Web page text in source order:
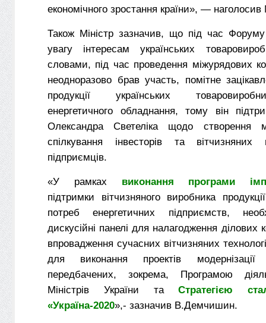
економічного зростання країни», — наголосив
Також Міністр зазначив, що під час
увагу інтересам українських
словами, під час проведення міжурядових
неодноразово брав участь, помітне
продукції українських
енергетичного обладнання, тому він
Олександра Светеліка щодо створення
спілкування інвесторів та вітчизняних
підприємців.
«У рамках виконання програми
підтримки вітчизняного виробника
потреб енергетичних підприємств,
дискусійні панелі для налагодження ділових
впровадження сучасних вітчизняних
для виконання проектів
передбачених, зокрема, Програмою
Міністрів України таСтратегією
«Україна-2020»,- зазначив В.Демчишин.